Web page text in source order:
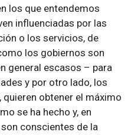
los que entendemos
influenciadas por las
o los servicios, de
los gobiernos son
general escasos – para
y por otro lado, los
obtener el máximo
se ha hecho y, en
conscientes de la